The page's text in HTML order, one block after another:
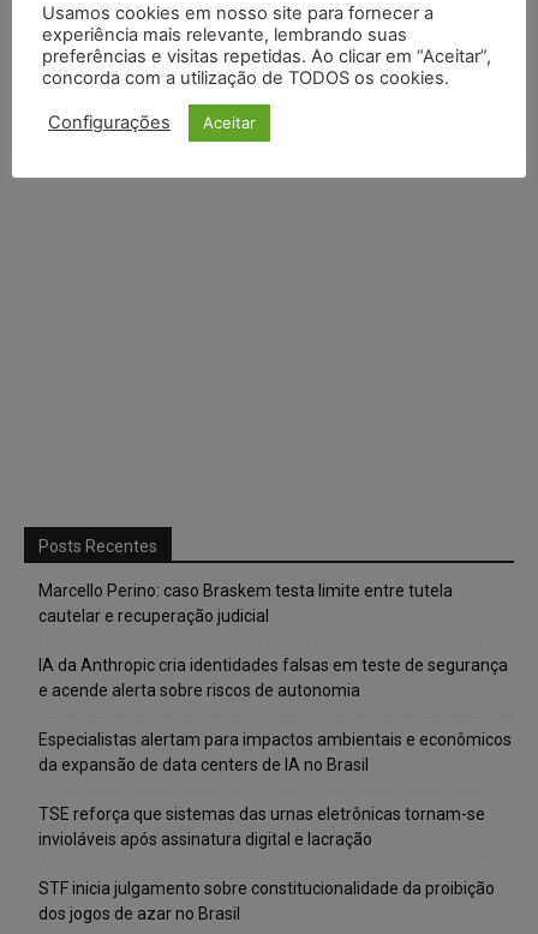
Continuar comGoogle
Continuar comX
Posts Recentes
Marcello Perino: caso Braskem testa limite entre tutela
cautelar e recuperação judicial
IA da Anthropic cria identidades falsas em teste de segurança
e acende alerta sobre riscos de autonomia
Especialistas alertam para impactos ambientais e econômicos
da expansão de data centers de IA no Brasil
TSE reforça que sistemas das urnas eletrônicas tornam-se
invioláveis após assinatura digital e lacração
STF inicia julgamento sobre constitucionalidade da proibição
dos jogos de azar no Brasil
Usamos cookies em nosso site para fornecer a
experiência mais relevante, lembrando suas
preferências e visitas repetidas. Ao clicar em “Aceitar”,
concorda com a utilização de TODOS os cookies.
Configurações Aceitar